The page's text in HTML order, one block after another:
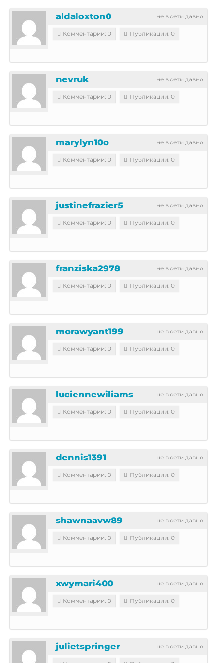
не в сети давно
aldaloxton0
Комментарии: 0 Публикации: 0
не в сети давно
nevruk
Комментарии: 0 Публикации: 0
не в сети давно
marylyn10o
Комментарии: 0 Публикации: 0
не в сети давно
justinefrazier5
Комментарии: 0 Публикации: 0
не в сети давно
franziska2978
Комментарии: 0 Публикации: 0
не в сети давно
morawyant199
Комментарии: 0 Публикации: 0
не в сети давно
luciennewiliams
Комментарии: 0 Публикации: 0
не в сети давно
dennis1391
Комментарии: 0 Публикации: 0
не в сети давно
shawnaavw89
Комментарии: 0 Публикации: 0
не в сети давно
xwymari400
Комментарии: 0 Публикации: 0
не в сети давно
julietspringer